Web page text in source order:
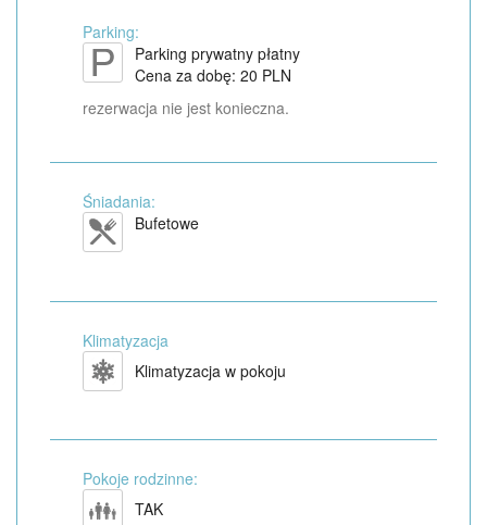
Parking:
Parking prywatny płatny
Cena za dobę: 20 PLN
rezerwacja nie jest konieczna.
Śniadania:
Bufetowe
Klimatyzacja
Klimatyzacja w pokoju
Pokoje rodzinne:
TAK